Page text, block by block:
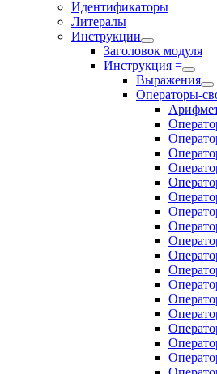
Идентификаторы
Литералы
Инструкции
Заголовок модуля
Инструкция =
Выражения
Операторы-